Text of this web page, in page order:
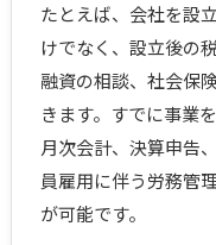
たとえば、会社を設
けでなく、設立後の
融資の相談、社会保
きます。すでに事業
月次会計、決算申告
員雇用に伴う労務管
が可能です。